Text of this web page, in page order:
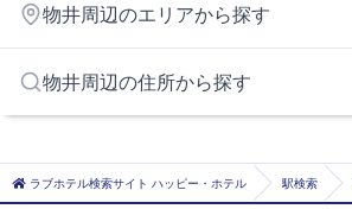
物井
物井周辺のエリアから探す
四街道・佐倉エリア
物井周辺の住所から探す
千葉市千葉市稲毛区
千葉市千葉市若葉区
ラブホテル検索サイト ハッピー・ホテル 駅検索